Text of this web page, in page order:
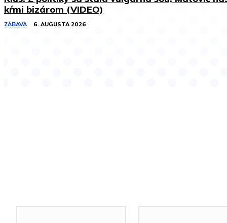
kŕmi bizárom (VIDEO)
ZÁBAVA 6. AUGUSTA 2026